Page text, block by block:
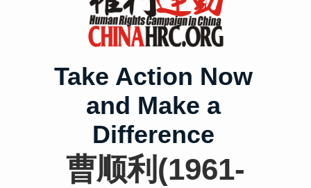
Take Action Now
and Make a
Difference
曹顺利(1961-